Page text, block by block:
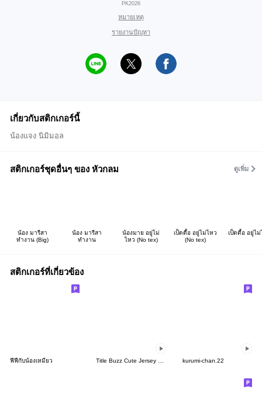
PK2026
หมายเหตุ
รายงานปัญหา
เกี่ยวกับสติกเกอร์นี้
น้องแจง นิมิมอล
สติกเกอร์ชุดอื่นๆ ของ หัวกลม ดูเพิ่ม
น้อง มารีสา
ทำงาน (Big)
น้อง มารีสา
ทำงาน
น้องมาย อยู่ไม่
ไหว (No tex)
เป็ดดื้อ อยู่ไม่ไหว
(No tex)
เป็ดดื้อ อยู่ไม่
สติกเกอร์ที่เกี่ยวข้อง
ฟีฟี่กับน้องเหมียว Title Buzz Cute Jersey Chan kurumi-chan.22